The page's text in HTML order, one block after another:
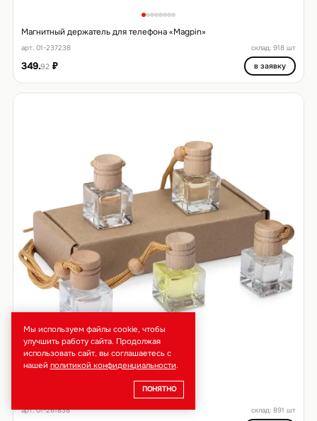
Магнитный держатель для телефона «Magpin»
арт. 01-237238 склад: 918 шт
349.92₽ в заявку
арт. 01-261838 склад: 891 шт
Мы используем файлы cookie, чтобы
улучшить работу сайта. Продолжая
использовать сайт, вы соглашаетесь с
нашей политикой конфиденциальности.
ПОНЯТНО